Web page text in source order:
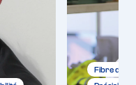
Fibre